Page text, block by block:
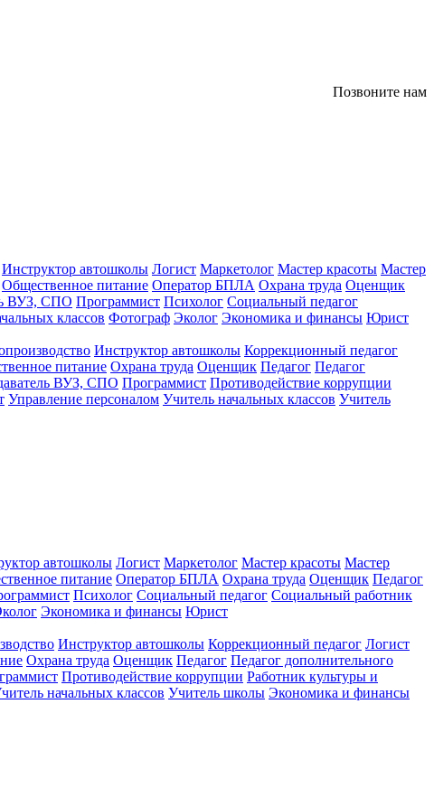
Позвоните нам
Инструктор автошколы Логист Маркетолог Мастер красоты Мастер
Общественное питание Оператор БПЛА Охрана труда Оценщик
ВУЗ, СПО Программист Психолог Социальный педагог
классов Фотограф Эколог Экономика и финансы Юрист
Инструктор автошколы Коррекционный педагог
питание Охрана труда Оценщик Педагог Педагог
ВУЗ, СПО Программист Противодействие коррупции
Управление персоналом Учитель начальных классов Учитель
автошколы Логист Маркетолог Мастер красоты Мастер
питание Оператор БПЛА Охрана труда Оценщик Педагог
Психолог Социальный педагог Социальный работник
Экономика и финансы Юрист
Инструктор автошколы Коррекционный педагог Логист
Охрана труда Оценщик Педагог Педагог дополнительного
Противодействие коррупции Работник культуры и
начальных классов Учитель школы Экономика и финансы